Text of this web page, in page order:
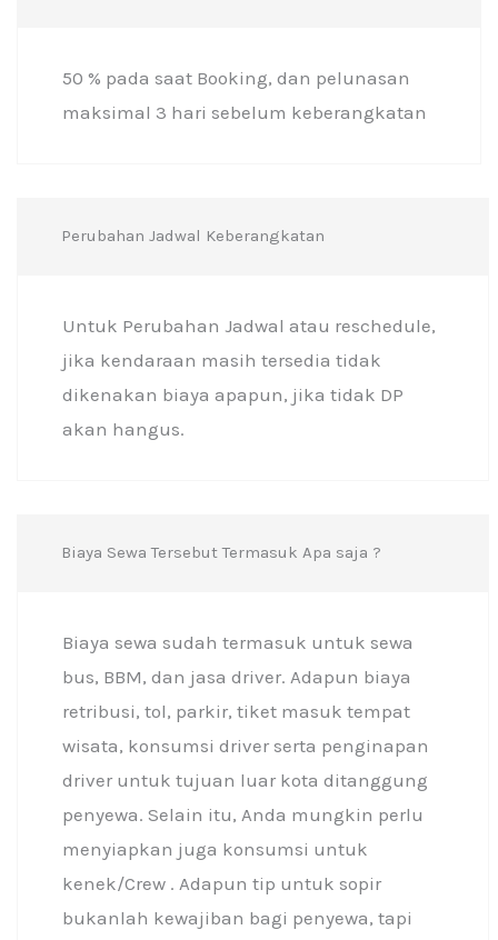
50 % pada saat Booking, dan pelunasan
maksimal 3 hari sebelum keberangkatan
Perubahan Jadwal Keberangkatan
Untuk Perubahan Jadwal atau reschedule,
jika kendaraan masih tersedia tidak
dikenakan biaya apapun, jika tidak DP
akan hangus.
Biaya Sewa Tersebut Termasuk Apa saja ?
Biaya sewa sudah termasuk untuk sewa
bus, BBM, dan jasa driver. Adapun biaya
retribusi, tol, parkir, tiket masuk tempat
wisata, konsumsi driver serta penginapan
driver untuk tujuan luar kota ditanggung
penyewa. Selain itu, Anda mungkin perlu
menyiapkan juga konsumsi untuk
kenek/Crew . Adapun tip untuk sopir
bukanlah kewajiban bagi penyewa, tapi